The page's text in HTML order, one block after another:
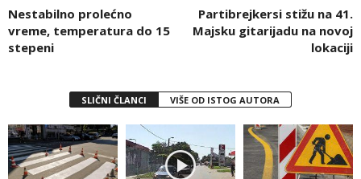
Nestabilno prolećno
vreme, temperatura do 15
stepeni
Partibrejkersi stižu na 41.
Majsku gitarijadu na novoj
lokaciji
SLIČNI ČLANCI VIŠE OD ISTOG AUTORA